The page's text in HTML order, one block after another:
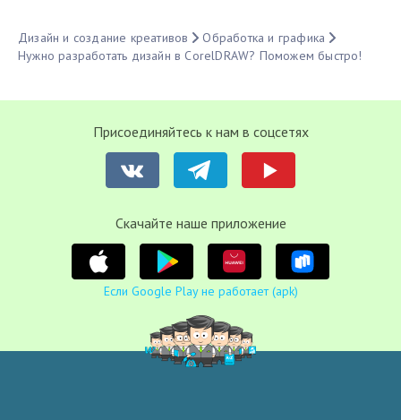
Дизайн и создание креативов
Обработка и графика
Нужно разработать дизайн в CorelDRAW? Поможем быстро!
Присоединяйтесь к нам в соцсетях
Cкачайте наше приложение
Если Google Play не работает (apk)